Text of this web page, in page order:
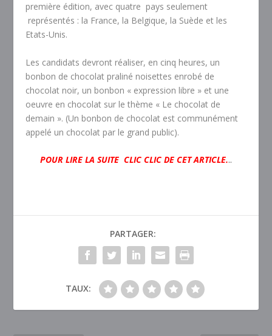
première édition, avec quatre pays seulement
représentés : la France, la Belgique, la Suède et les
Etats-Unis.
Les candidats devront réaliser, en cinq heures, un
bonbon de chocolat praliné noisettes enrobé de
chocolat noir, un bonbon « expression libre » et une
oeuvre en chocolat sur le thème « Le chocolat de
demain ». (Un bonbon de chocolat est communément
appelé un chocolat par le grand public).
POUR LIRE LA SUITE CLIC CLIC DE CET ARTICLE...
PARTAGER:
TAUX: